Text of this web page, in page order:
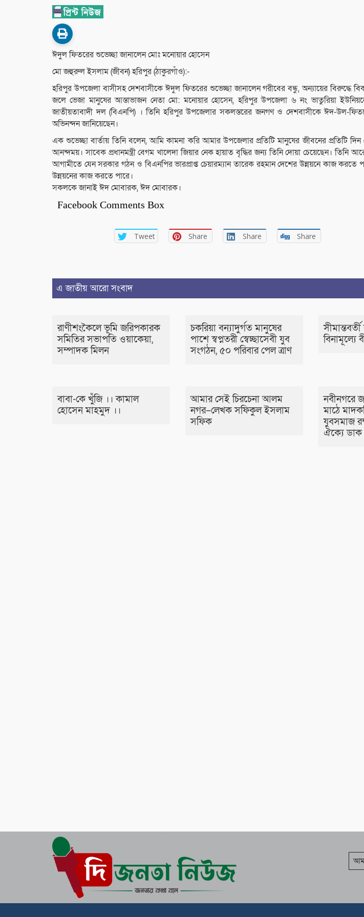
ঈদুল ফিতরের শুভেচ্ছা জানালেন মোঃ মনোয়ার হোসেন
মো জহুরুল ইসলাম (জীবন) হরিপুর (ঠাকুরগাঁও):-
হরিপুর উপজেলা বাসীসহ দেশবাসীকে ঈদুল ফিতরের শুভেচ্ছা জানালেন গরীবের বন্ধু, অন‍্যায়ের বিরুদ্ধে
জলে ভেজা মানুষের আস্তাভাজন নেতা মো: মনোয়ার হোসেন, হরিপুর উপজেলা ৬ নং ভাতুরিয়া
জাতীয়তাবাদী দল (বিএনপি) । তিনি হরিপুর উপজেলার সকলস্তরের জনগণ ও দেশবাসীকে ঈদ-উল-
অভিনন্দন জানিয়েছেন।
এক শুভেচ্ছা বার্তায় তিনি বলেন, আমি কামনা করি আমার উপজেলার প্রতিটি মানুষের জীবনের প্রতিটি
আনন্দময়। সাবেক প্রধানমন্ত্রী বেগম খালেদা জিয়ার নেক হায়াত বৃদ্ধির জন্য তিনি দোয়া চেয়েছেন।
আগামীতে যেন সরকার গঠন ও বিএনপির ভারপ্রাপ্ত চেয়ারম্যান তারেক রহমান দেশের উন্নয়নে কাজ করতে
উন্নয়নের কাজ করতে পারে।
সকলকে জানাই ঈদ মোবারক, ঈদ মোবারক।
Facebook Comments Box
Tweet Share Share Share
এ জাতীয় আরো সংবাদ
রাণীশংকৈলে ভূমি জরিপকারক
সমিতির সভাপতি ওয়াকেয়া,
সম্পাদক মিলন
চকরিয়া বন্যাদুর্গত মানুষের
পাশে স্বপ্নতরী স্বেচ্ছাসেবী যুব
সংগঠন, ৫০ পরিবার পেল ত্রাণ
বিনামূল্যে
বাবা-কে খুঁজি ।। কামাল
হোসেন মাহমুদ ।।
আমার সেই চিরচেনা আলম
নগর–লেখক সফিকুল ইসলাম
সফিক
নবীনগরে
মাঠে
যুবসমাজ
ঐক্যে